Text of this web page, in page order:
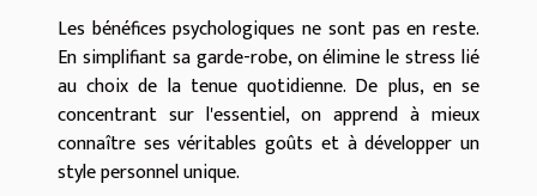
Les bénéfices psychologiques ne sont pas en reste.
En simplifiant sa garde-robe, on élimine le stress lié
au choix de la tenue quotidienne. De plus, en se
concentrant sur l'essentiel, on apprend à mieux
connaître ses véritables goûts et à développer un
style personnel unique.